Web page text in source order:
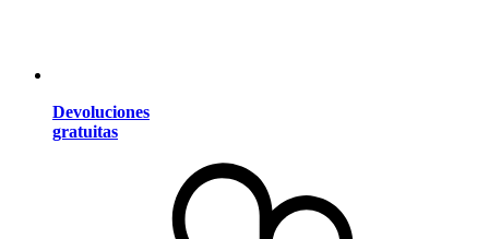
Devoluciones
gratuitas